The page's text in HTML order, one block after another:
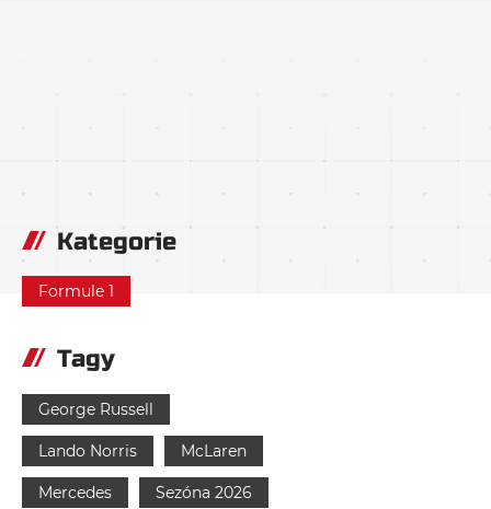
Kategorie
Formule 1
Tagy
George Russell
Lando Norris McLaren
Mercedes Sezóna 2026